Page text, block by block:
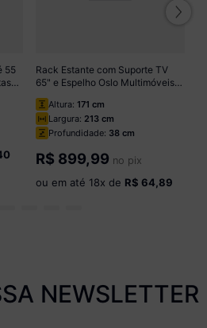
55
Rack Estante com Suporte TV
65" e Espelho Oslo Multimóveis
Altura: 171 cm
Largura: 213 cm
Profundidade: 38 cm
R$ 899,99 no pix
ou em até 18x de R$ 64,89
NEWSLETTER